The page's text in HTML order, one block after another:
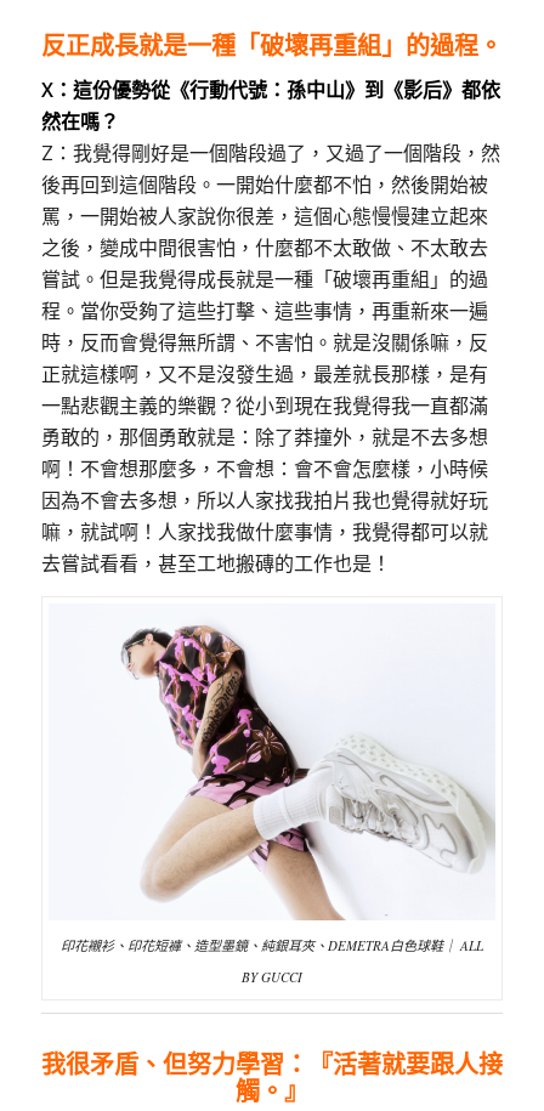
反正成長就是一種「破壞再重組」的過程。
X：這份優勢從《行動代號：孫中山》到《影后》都依
然在嗎？
Z：我覺得剛好是一個階段過了，又過了一個階段，然
後再回到這個階段。一開始什麼都不怕，然後開始被
罵，一開始被人家說你很差，這個心態慢慢建立起來
之後，變成中間很害怕，什麼都不太敢做、不太敢去
嘗試。但是我覺得成長就是一種「破壞再重組」的過
程。當你受夠了這些打擊、這些事情，再重新來一遍
時，反而會覺得無所謂、不害怕。就是沒關係嘛，反
正就這樣啊，又不是沒發生過，最差就長那樣，是有
一點悲觀主義的樂觀？從小到現在我覺得我一直都滿
勇敢的，那個勇敢就是：除了莽撞外，就是不去多想
啊！不會想那麼多，不會想：會不會怎麼樣，小時候
因為不會去多想，所以人家找我拍片我也覺得就好玩
嘛，就試啊！人家找我做什麼事情，我覺得都可以就
去嘗試看看，甚至工地搬磚的工作也是！
印花襯衫、印花短褲、造型墨鏡、純銀耳夾、DEMETRA白色球鞋｜ ALL
BY GUCCI
我很矛盾、但努力學習： 『活著就要跟人接
觸。』